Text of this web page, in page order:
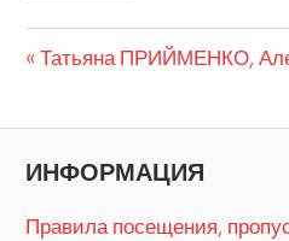
Навигация
записям
Предыдущая
Татьяна ПРИЙМЕНКО,
ИНФОРМАЦИЯ
Правила посещения,